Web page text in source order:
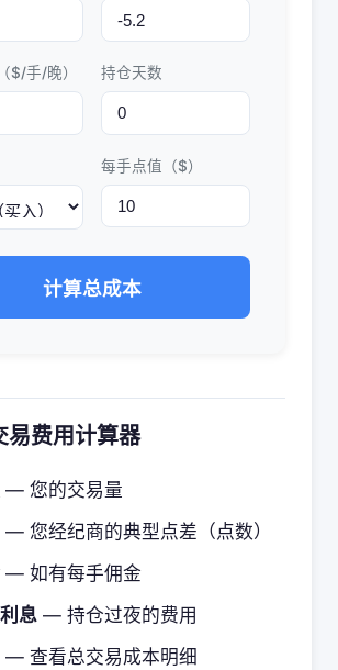
$/手/晚） 持仓天数
每手点值（$）
计算总成本
易费用计算器
— 您的交易量
— 您经纪商的典型点差（点数）
— 如有每手佣金
息 — 持仓过夜的费用
— 查看总交易成本明细